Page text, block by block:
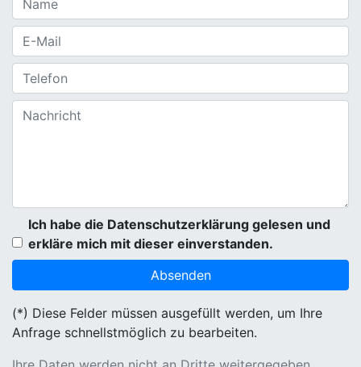
Ich habe die Datenschutzerklärung gelesen und
erkläre mich mit dieser einverstanden.
(*) Diese Felder müssen ausgefüllt werden, um Ihre
Anfrage schnellstmöglich zu bearbeiten.